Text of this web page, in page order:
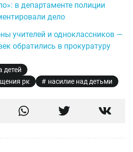
в департаменте полиции
дело
учителей и одноклассников —
обратились в прокуратуру
детей
рк
насилие над детьми